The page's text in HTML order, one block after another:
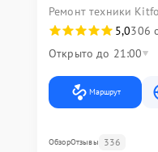
Ремонт техники
5,0306
Открыто до 21:00
Маршрут
ОбзорОтзывы 336